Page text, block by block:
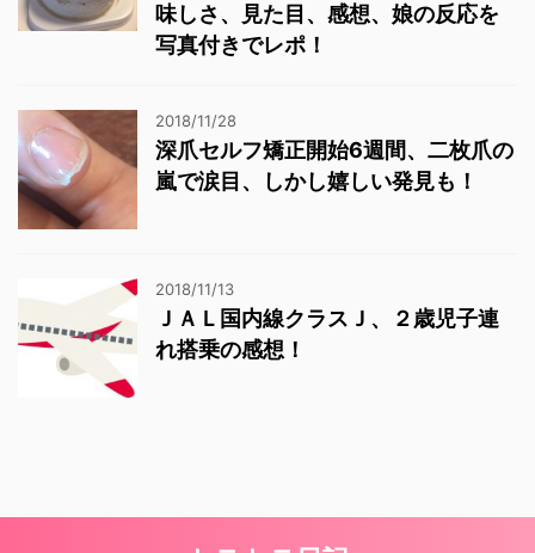
味しさ、見た目、感想、娘の反応を
写真付きでレポ！
2018/11/28
深爪セルフ矯正開始6週間、二枚爪の
嵐で涙目、しかし嬉しい発見も！
2018/11/13
ＪＡＬ国内線クラスＪ、２歳児子連
れ搭乗の感想！